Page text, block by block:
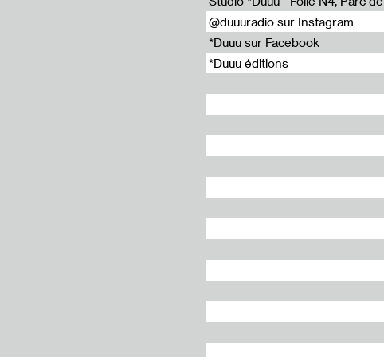
@duuuradio sur Instagram
*Duuu sur Facebook
*Duuu éditions